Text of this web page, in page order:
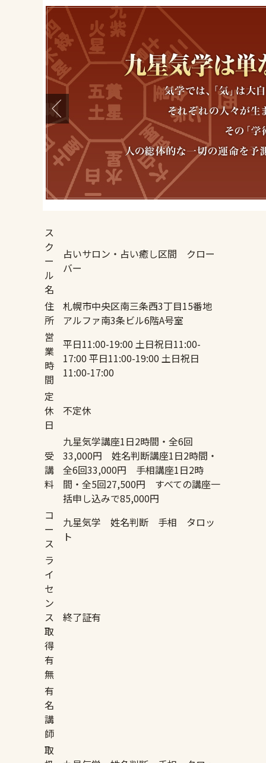
ス
ク
ー
ル
名
占いサロン・占い癒し区間 クロー
バー
住
所
札幌市中央区南三条西3丁目15番地
アルファ南3条ビル6階A号室
営
業
時
間
平日11:00-19:00 土日祝日11:00-
17:00 平日11:00-19:00 土日祝日
11:00-17:00
定
休
日
不定休
受
講
料
九星気学講座1日2時間・全6回
33,000円 姓名判断講座1日2時間・
全6回33,000円 手相講座1日2時
間・全5回27,500円 すべての講座一
括申し込みで85,000円
コ
ー
ス
九星気学 姓名判断 手相 タロッ
ト
ラ
イ
セ
ン
ス
取
得
有
無
終了証有
有
名
講
師
取